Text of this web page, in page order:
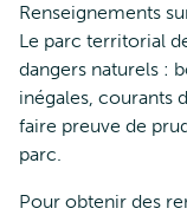
Renseignements
Le parc territorial
dangers naturels :
inégales, courants
faire preuve de
parc.
Pour obtenir des